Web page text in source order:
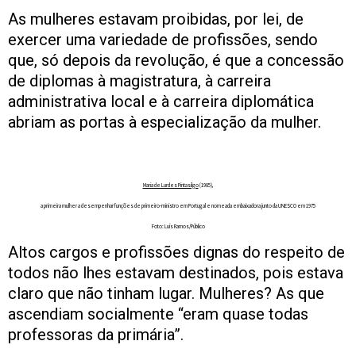
As mulheres estavam proibidas, por lei, de
exercer uma variedade de profissões, sendo
que, só depois da revolução, é que a concessão
de diplomas à magistratura, à carreira
administrativa local e à carreira diplomática
abriam as portas à especialização da mulher.
Maria de Lurdes Pintasilgo(1985),
a primeira mulher a desempenhar funções de primeiro-ministro em Portugal e nomeada embaixadora junto da UNESCO em 1975
Foto: Luís Ramos/Público
Altos cargos e profissões dignas do respeito de
todos não lhes estavam destinados, pois estava
claro que não tinham lugar. Mulheres? As que
ascendiam socialmente “eram quase todas
professoras da primária”.